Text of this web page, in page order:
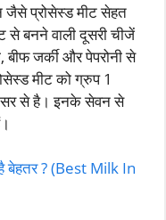
प्रोसेस्ड मीट सेहत
से बनने वाली दूसरी चीजें
बीफ जर्की और पेपरोनी से
मीट को ग्रुप 1
से है। इनके सेवन से
बेहतर ? (Best Milk In